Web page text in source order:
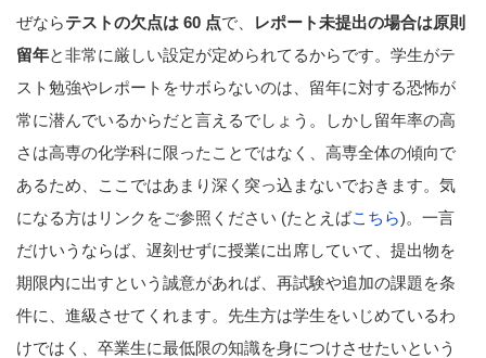
ぜならテストの欠点は 60 点で、
レポート未提出の場合は原則
留年と非常に厳しい設定が定められてるからです。学生がテ
スト勉強やレポートをサボらないのは、留年に対する恐怖が
常に潜んでいるからだと言えるでしょう。しかし留年率の高
さは高専の化学科に限ったことではなく、高専全体の傾向で
あるため、ここではあまり深く突っ込まないでおきます。気
になる方はリンクをご参照ください (たとえばこちら)。一言
だけいうならば、遅刻せずに授業に出席していて、提出物を
期限内に出すという誠意があれば、再試験や追加の課題を条
件に、進級させてくれます。先生方は学生をいじめているわ
けではく、卒業生に最低限の知識を身につけさせたいという